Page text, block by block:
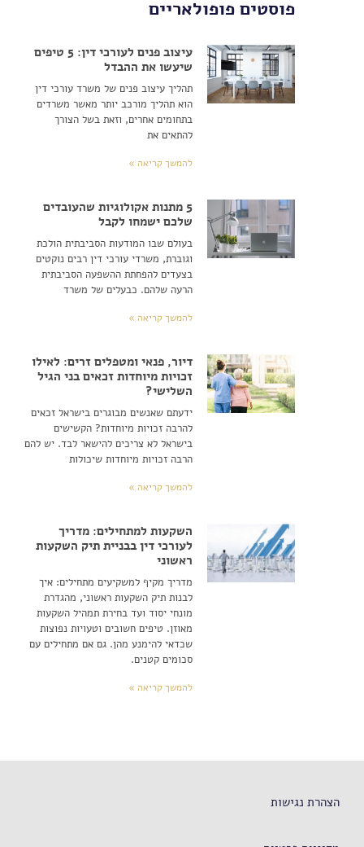
פוסטים פופולאריים
עיצוב פנים לעורכי דין: 5 טיפים
שיעשו את ההבדל
תהליך עיצוב פנים של משרד עורכי דין
הוא תהליך מורכב יותר מאשר משרדים
בתחומים אחרים, וזאת בשל הצורך
להתאים את
להמשך קריאה »
5 מתנות אקולוגיות שהעובדים
שלכם ישמחו לקבל
בעולם שבו המודעות הסביבתית הולכת
וגוברת, משרדי עורכי דין רבים נוקטים
בצעדים להפחתת ההשפעה הסביבתית
הרעה שלהם. כבעלים של משרד
להמשך קריאה »
דיור, פנאי ומטפלים זרים: לאילו
זכויות מיוחדות זכאים בני הגיל
השלישי?
ידעתם שאנשים מבוגרים בישראל זכאים
להרבה זכויות מיוחדות? הקשישים
בישראל לא צריכים להישאר לבד. יש להם
הרבה זכויות מיוחדות שיכולות
להמשך קריאה »
השקעות למתחילים: מדריך
לעורכי דין בבניית תיק השקעות
ראשוני
מדריך מקיף למשקיעים מתחילים: איך
לבנות תיק השקעות ראשוני, מהגדרת
מונחי יסוד ועד בחירת תמהיל השקעות
מאוזן. טיפים חשובים וטעויות נפוצות
שכדאי להימנע מהן. גם אם מתחילים עם
סכומים קטנים.
להמשך קריאה »
הצהרת נגישות